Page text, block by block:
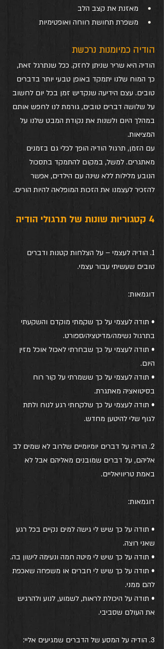
מאזנת את קצב הלב
משפרת תחושת רווחה ואופטימיות
הודיה כמיומנות נרכשת
הודיה היא שריר שניתן לחזק. ככל שנתרגל זאת,
כך המוח שלנו יתמקד באופן טבעי יותר בדברים
טובים. עצם הידיעה שנקדיש זמן בכל יום לחשוב
על שלושה דברים טובים, גורמת לנו לחפש אותם
במהלך היום ולשנות את נקודת המבט שלנו על
המציאות.
עם הזמן, תרגול הודיה הופך לכלי גם בזמנים
מאתגרים. למשל, במקום להתמקד בתסכול
הנובע מלילות ללא שינה עם הילדים, אפשר
להזכיר לעצמנו את הזכות המופלאה להיות הורים.
4 קטגוריות שונות של תרגולי הודיה
1. הודיה לעצמי – על הצלחות קטנות ודברים
טובים שעשיתי עבור עצמי.
דוגמאות:
• תודה לעצמי על כך שקמתי מוקדם והשקעתי
בתרגול נשימה/מדיטציה/ספורט.
• תודה לעצמי על כך שבחרתי לאכול אוכל מזין
היום.
• תודה לעצמי על כך ששמרתי על קור רוח
בסיטואציה מאתגרת.
• תודה לעצמי על כך שלקחתי רגע לנוח ולתת
לגוף שלי להיטען מחדש.
2. הודיה על דברים יומיומיים שלרוב לא שמים לב
אליהם, על דברים שמובנים מאליהם אבל לא
באמת טריוויאליים.
דוגמאות:
• תודה על כך שיש לי גישה למים נקיים בכל רגע
שאני רוצה.
• תודה על כך שיש לי מיטה חמה ונעימה לישון בה.
• תודה על כך שיש לי חברים או משפחה שאכפת
להם ממני.
• תודה על היכולת לראות, לשמוע, לנוע ולהרגיש
את העולם שסביבי.
3. הודיה על המסע של הדברים שמגיעים אליי: